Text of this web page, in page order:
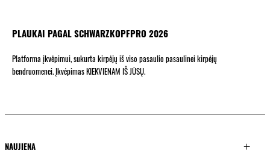
PLAUKAI PAGAL SCHWARZKOPFPRO 2026
Platforma įkvėpimui, sukurta kirpėjų iš viso pasaulio pasaulinei kirpėjų
bendruomenei. Įkvėpimas KIEKVIENAM IŠ JŪSŲ.
NAUJIENA